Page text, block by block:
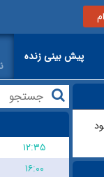
پیش بینی زنده
۱۲:۳۵
۱۶:۰۰